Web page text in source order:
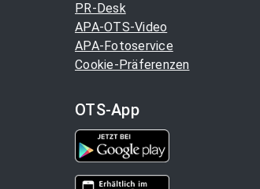
PR-Desk
APA-OTS-Video
APA-Fotoservice
Cookie-Präferenzen
OTS-App